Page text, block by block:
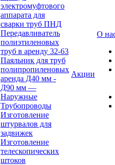
электромуфтового
аппарата для
сварки труб ПНД
Передавливатель
полиэтиленовых
труб в аренду 32-63
Паяльник для труб
полипропиленовых
аренда Д40 мм -
Д90 мм —
Наружные
Трубопроводы
Изготовление
штурвалов для
задвижек
Изготовление
телескопических
штоков
Акции
О